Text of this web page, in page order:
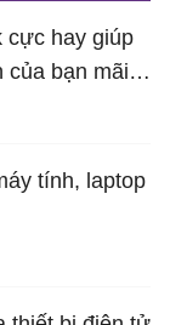
cực hay giúp
của bạn mãi
tính, laptop